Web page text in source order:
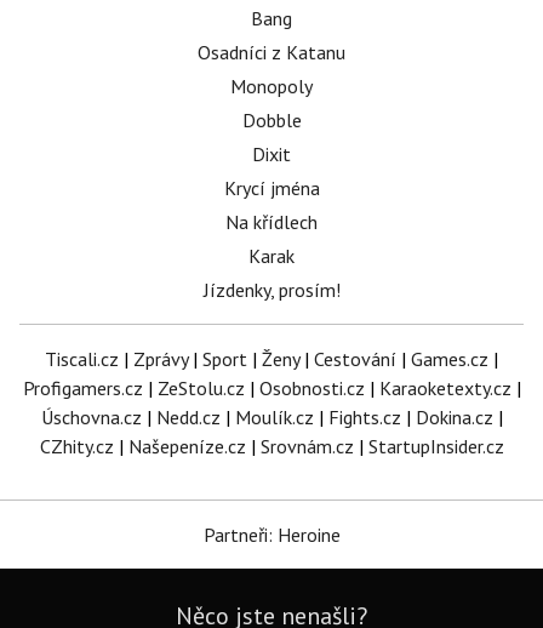
Bang
Osadníci z Katanu
Monopoly
Dobble
Dixit
Krycí jména
Na křídlech
Karak
Jízdenky, prosím!
Tiscali.cz | Zprávy| Sport | Ženy| Cestování | Games.cz |
Profigamers.cz | ZeStolu.cz | Osobnosti.cz | Karaoketexty.cz |
Úschovna.cz | Nedd.cz | Moulík.cz | Fights.cz | Dokina.cz |
CZhity.cz | Našepeníze.cz | Srovnám.cz | StartupInsider.cz
Partneři: Heroine
Něco jste nenašli?